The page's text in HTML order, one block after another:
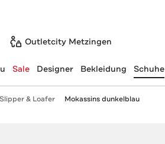
Outletcity Metzingen
ausgewählt:
Sale Designer Bekleidung Schuhe
Slipper & Loafer Mokassins dunkelblau